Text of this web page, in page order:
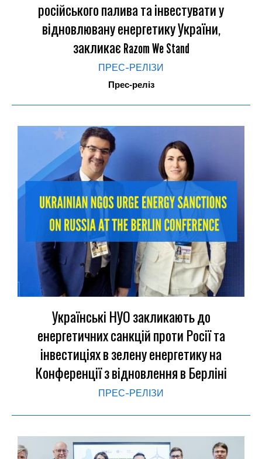
російського палива та інвестувати у
відновлювану енергетику України,
закликає Razom We Stand
ПРЕС-РЕЛІЗИ
Прес-реліз
Українські НУО закликають до
енергетичних санкцій проти Росії та
інвестиціях в зелену енергетику на
Конференції з відновлення в Берліні
ПРЕС-РЕЛІЗИ